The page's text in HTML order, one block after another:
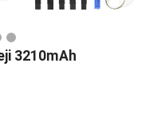
3210mAh